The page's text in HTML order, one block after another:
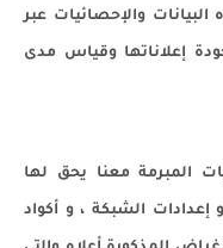
والإحصائيات عبر
إعلاناتها وقياس مدى
المبرمة معنا يحق لها
إعدادات الشبكة ، و أكواد